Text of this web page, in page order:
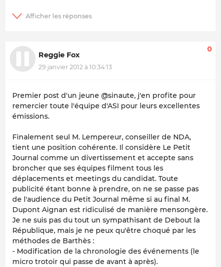
Reggie Fox
29 janvier 2012 à 10:34:13
0
Premier post d'un jeune @sinaute, j'en profite pour
remercier toute l'équipe d'ASI pour leurs excellentes
émissions.
Finalement seul M. Lempereur, conseiller de NDA,
tient une position cohérente. Il considère Le Petit
Journal comme un divertissement et accepte sans
broncher que ses équipes filment tous les
déplacements et meetings du candidat. Toute
publicité étant bonne à prendre, on ne se passe pas
de l'audience du Petit Journal même si au final M.
Dupont Aignan est ridiculisé de manière mensongère.
Je ne suis pas du tout un sympathisant de Debout la
République, mais je ne peux qu'être choqué par les
méthodes de Barthès :
- Modification de la chronologie des événements (le
micro trotoir qui passe de avant à après).